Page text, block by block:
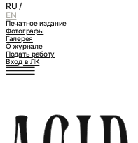
RU /
EN
Печатное издание
Фотографы
Галерея
О журнале
Подать работу
Вход в ЛК